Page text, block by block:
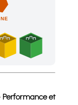
ou de pointes et
Performance et